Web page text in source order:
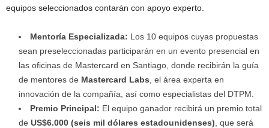
equipos seleccionados contarán con apoyo experto.
Mentoría Especializada: Los 10 equipos cuyas propuestas
sean preseleccionadas participarán en un evento presencial en
las oficinas de Mastercard en Santiago, donde recibirán la guía
de mentores de Mastercard Labs , el área experta en
innovación de la compañía, así como especialistas del DTPM.
Premio Principal: El equipo ganador recibirá un premio total
de US$6.000 (seis mil dólares estadounidenses) , que será